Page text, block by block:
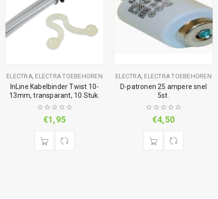
ELECTRA, ELECTRA TOEBEHOREN
InLine Kabelbinder Twist 10-
13mm, transparant, 10 Stuk.
€1,95
ELECTRA, ELECTRA TOEBEHOREN
D-patronen 25 ampere snel
5st.
€4,50